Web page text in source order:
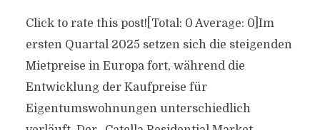
Click to rate this post![Total: 0 Average: 0]Im
ersten Quartal 2025 setzen sich die steigenden
Mietpreise in Europa fort, während die
Entwicklung der Kaufpreise für
Eigentumswohnungen unterschiedlich